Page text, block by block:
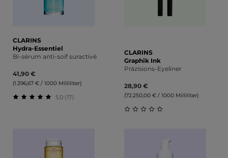
CLARINS
Hydra-Essentiel
Bi-sérum anti-soif suractivé
41,90 €
(1.396,67 € / 1000 Milliliter)
Durchschnittliche Bewertung von 5 von 5 Sternen
5.0 (17)
CLARINS
Graphik Ink
Präzisions-Eyeliner
28,90 €
(72.250,00 € / 1000 Milliliter)